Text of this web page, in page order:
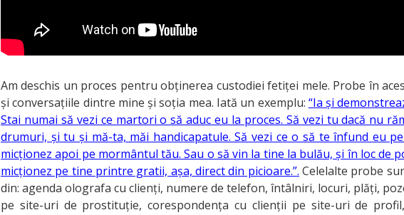
Am deschis un proces pentru obținerea custodiei fetiței mele. Probe în
și conversațiile dintre mine și soția mea. Iată un exemplu: “Ia și
Stai numai să vezi ce martori o să aduc eu la proces. Să vezi tu dacă nu
drumuri, și tu și mă-ta, măi handicapatule. Să vezi ce o să te înfund eu
micționez apoi pe mormântul tău. Sau o să vin la tine la bulău, și în loc de
micționez pe tine printre gratii, așa, direct din picioare.”. Celelalte probe
din: agenda olografa cu clienți, numere de telefon, întâlniri, locuri, plăți,
pe site-uri de prostituție, corespondența cu clienții pe site-uri de